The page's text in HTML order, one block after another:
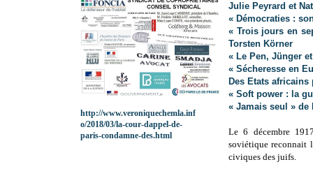
Julie Peyrard et
« Démocraties :
« Trois jours en
Torsten Körner
« Le Pen, Jünger
« Sécheresse en
Des Etats
« Soft power : la
« Jamais seul » de
Le 6 décembre
soviétique reconnait
civiques des juifs.
http://www.veroniquechemla.inf
o/2018/03/la-cour-dappel-de-
paris-condamne-des.html